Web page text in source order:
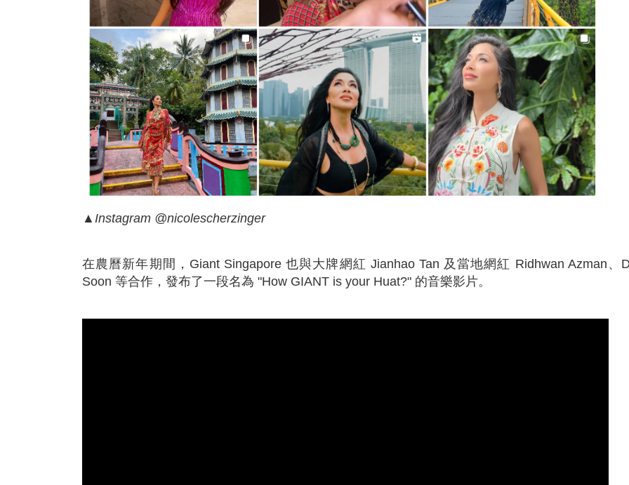
▲Instagram @nicolescherzinger
在農曆新年期間，Giant Singapore 也與大牌網紅 Jianhao Tan 及當地網紅 Ridhwan Azman、
Soon 等合作，發布了一段名為 "How GIANT is your Huat?" 的音樂影片。